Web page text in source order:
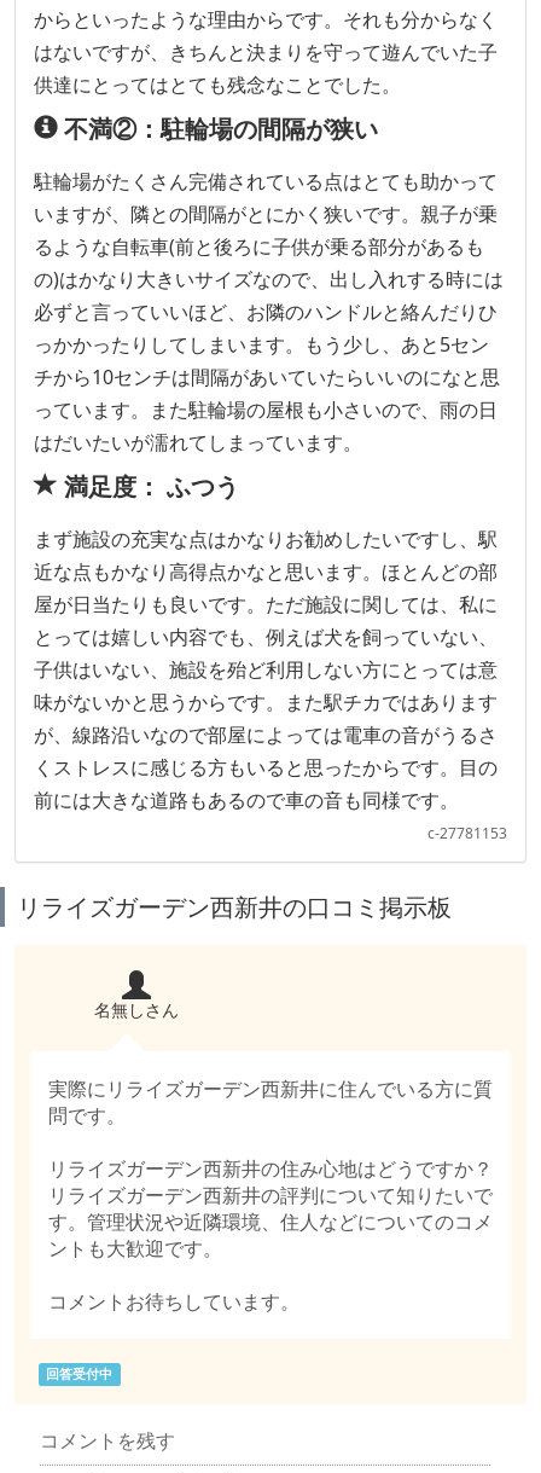
からといったような理由からです。それも分からなく
はないですが、きちんと決まりを守って遊んでいた子
供達にとってはとても残念なことでした。
不満②：駐輪場の間隔が狭い
駐輪場がたくさん完備されている点はとても助かって
いますが、隣との間隔がとにかく狭いです。親子が乗
るような自転車(前と後ろに子供が乗る部分があるも
の)はかなり大きいサイズなので、出し入れする時には
必ずと言っていいほど、お隣のハンドルと絡んだりひ
っかかったりしてしまいます。もう少し、あと5セン
チから10センチは間隔があいていたらいいのになと思
っています。また駐輪場の屋根も小さいので、雨の日
はだいたいが濡れてしまっています。
満足度： ふつう
まず施設の充実な点はかなりお勧めしたいですし、駅
近な点もかなり高得点かなと思います。ほとんどの部
屋が日当たりも良いです。ただ施設に関しては、私に
とっては嬉しい内容でも、例えば犬を飼っていない、
子供はいない、施設を殆ど利用しない方にとっては意
味がないかと思うからです。また駅チカではあります
が、線路沿いなので部屋によっては電車の音がうるさ
くストレスに感じる方もいると思ったからです。目の
前には大きな道路もあるので車の音も同様です。
c-27781153
リライズガーデン西新井の口コミ掲示板
名無しさん
実際にリライズガーデン西新井に住んでいる方に質
問です。
リライズガーデン西新井の住み心地はどうですか？
リライズガーデン西新井の評判について知りたいで
す。管理状況や近隣環境、住人などについてのコメ
ントも大歓迎です。
コメントお待ちしています。
回答受付中
コメントを残す